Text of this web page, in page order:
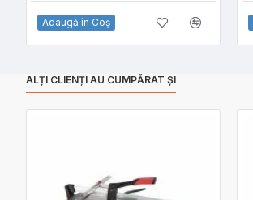
Adaugă în Coş
ALȚI CLIENȚI AU CUMPĂRAT ȘI